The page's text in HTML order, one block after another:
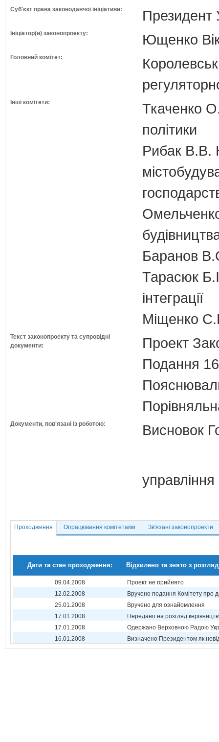
Суб'єкт права законодавчої ініціативи: Президент
Ініціатор(и) законопроекту: Ющенко
Головний комітет:
Інші комітети:
Ткаченко
політики
Рибак В.В.
Баранов
Тарасюк
інтеграції
Міщенко
Текст законопроекту та супровідні
документи:
Проект
Подання
Документи, пов'язані із роботою: Висновок
Проходження Опрацювання комітетами Зв'язані законопроекти
Дати та стан проходження: Відхилено та знято з
09.04.2008
Проект не прийнято
12.02.2008
Вручено подання Комітету про
25.01.2008
Вручено для ознайомлення
17.01.2008
Передано на розгляд
17.01.2008
Одержано Верховною Радою
16.01.2008
Визначено Президентом як